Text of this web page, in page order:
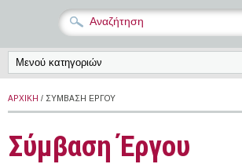
ΑΡΧΙΚΉ / ΣΎΜΒΑΣΗ ΈΡΓΟΥ
Σύμβαση Έργου